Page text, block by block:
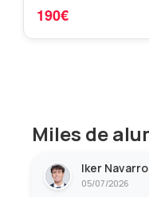
190€
Miles de
Iker Navarro
05/07/2026